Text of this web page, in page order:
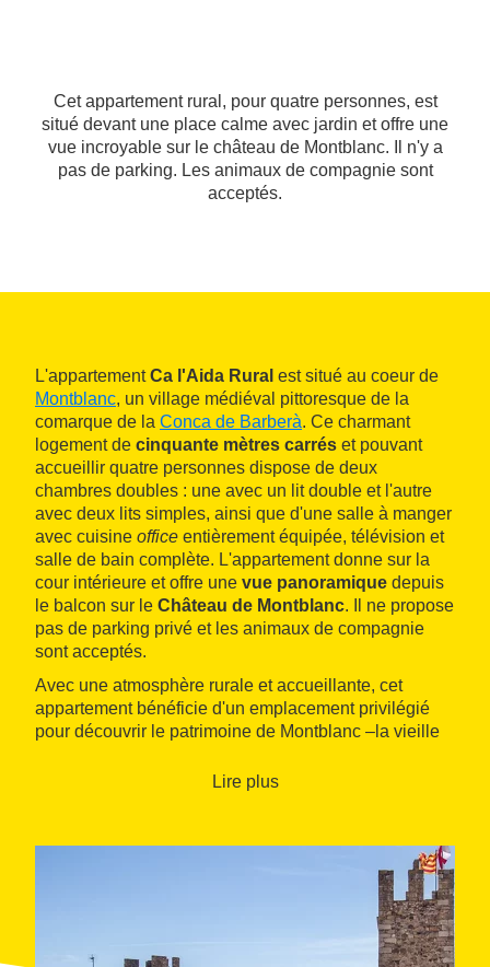
Cet appartement rural, pour quatre personnes, est
situé devant une place calme avec jardin et offre une
vue incroyable sur le château de Montblanc. Il n'y a
pas de parking. Les animaux de compagnie sont
acceptés.
L'appartementCa l'Aida Rural est situé au coeur de
Montblanc, un village médiéval pittoresque de la
comarque de la Conca de Barberà. Ce charmant
logement de cinquante mètres carrés et pouvant
accueillir quatre personnes dispose de deux
chambres doubles : une avec un lit double et l'autre
avec deux lits simples, ainsi que d'une salle à manger
avec cuisine office entièrement équipée, télévision et
salle de bain complète. L'appartement donne sur la
cour intérieure et offre une vue panoramique depuis
le balcon sur le Château de Montblanc. Il ne propose
pas de parking privé et les animaux de compagnie
sont acceptés.
Avec une atmosphère rurale et accueillante, cet
appartement bénéficie d'un emplacement privilégié
pour découvrir le patrimoine de Montblanc –la vieille
ainsi que l'environnement naturel et historique de la
se trouvent respectivement à seulement 24 et 27
Lire plus